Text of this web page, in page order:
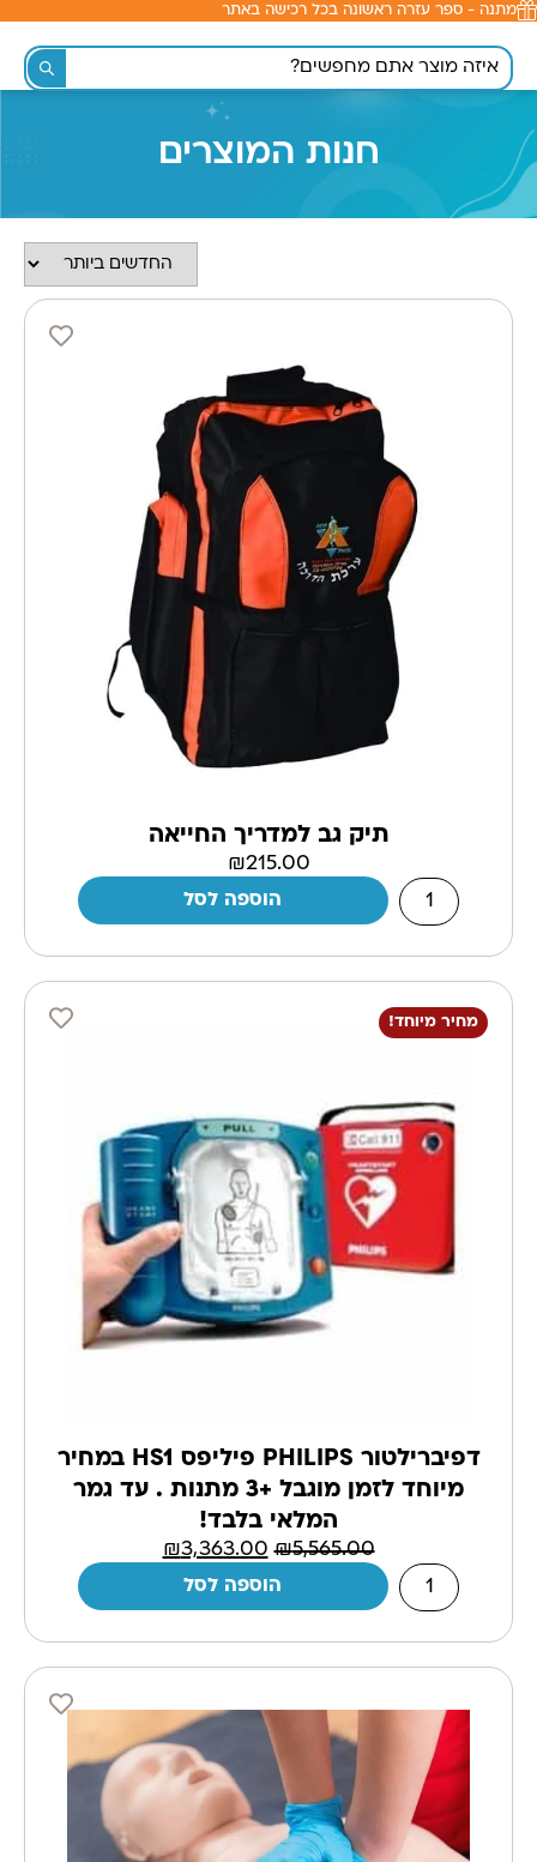
לתוכן
מתנה - ספר עזרה ראשונה בכל רכישה באתר
חנות המוצרים
תיק גב למדריך החייאה
₪215.00
הוספה לסל
מחיר מיוחד!
דפיברילטור PHILIPS פיליפס HS1 במחיר
מיוחד לזמן מוגבל +3 מתנות . עד גמר
המלאי בלבד!
₪5,565.00
₪3,363.00
הוספה לסל